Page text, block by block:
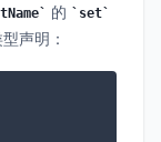
的 set
声明：